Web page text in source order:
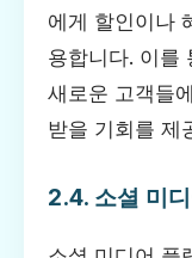
에게 할인이나
용합니다. 이를
새로운 고객들
받을 기회를 제
2.4. 소셜 미